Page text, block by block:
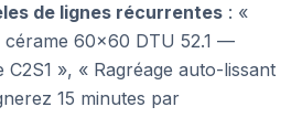
de lignes récurrentes : «
cérame 60×60 DTU 52.1 —
», « Ragréage auto-lissant
15 minutes par